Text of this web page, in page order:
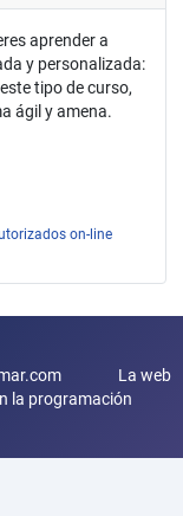
aprender a
y personalizada:
tipo de curso,
ágil y amena.
on-line
La web
la programación